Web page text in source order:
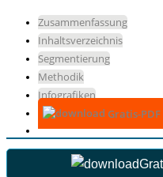
Zusammenfassung
Inhaltsverzeichnis
Segmentierung
Methodik
Infografiken
Gratis-